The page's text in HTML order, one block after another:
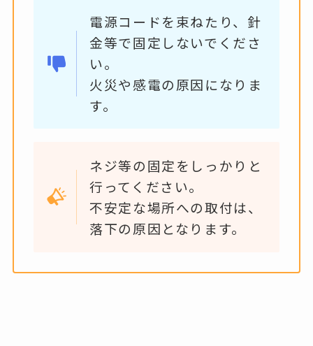
電源コードを束ねたり、針
金等で固定しないでくださ
い。
火災や感電の原因になりま
す。
ネジ等の固定をしっかりと
行ってください。
不安定な場所への取付は、
落下の原因となります。